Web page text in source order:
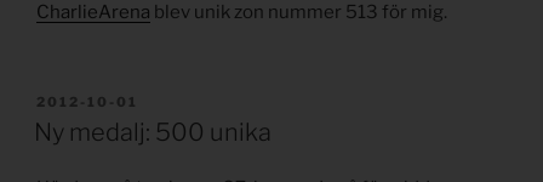
CharlieArena blev unik zon nummer 513 för mig.
PUBLICERAT
2012-10-01
Ny medalj: 500 unika